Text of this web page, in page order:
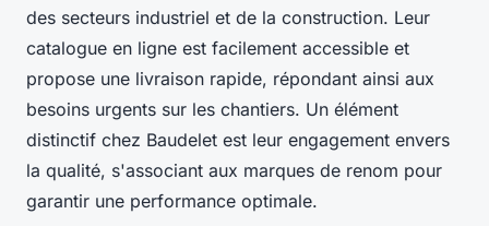
des secteurs industriel et de la construction. Leur
catalogue en ligne est facilement accessible et
propose une livraison rapide, répondant ainsi aux
besoins urgents sur les chantiers. Un élément
distinctif chez Baudelet est leur engagement envers
la qualité, s'associant aux marques de renom pour
garantir une performance optimale.